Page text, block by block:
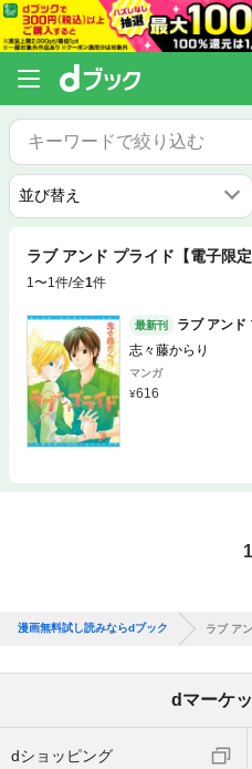
ラブ アンド プライド【電子限定
1〜1件/全1件
最新刊
ラブ アンド
志々藤からり
マンガ
616
1
漫画無料試し読みならdブック ラブ ア
dマーケ
dショッピング